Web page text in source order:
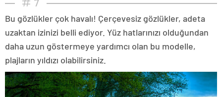
7
Bu gözlükler çok havalı! Çerçevesiz gözlükler, adeta
uzaktan izinizi belli ediyor. Yüz hatlarınızı olduğundan
daha uzun göstermeye yardımcı olan bu modelle,
plajların yıldızı olabilirsiniz.